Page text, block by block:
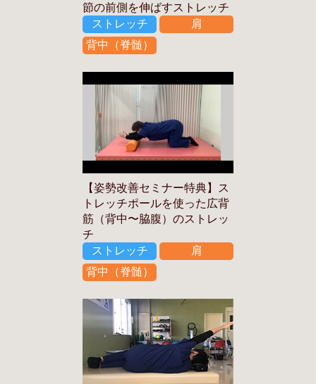
節の前側を伸ばすストレッチ
ストレッチ
肩
背中（脊髄）
【姿勢改善セミナー特典】ス
トレッチポールを使った広背
筋（背中〜脇腹）のストレッ
チ
ストレッチ
肩
背中（脊髄）